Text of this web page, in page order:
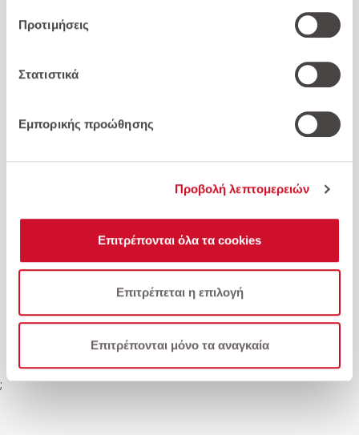
και να αλλάξετε τις επιλογές της συγκατάθεσής σας ανά
πάσα στιγμή επιστρέφοντας σε αυτόν τον
Απορρήτου
Προτιμήσεις
Στατιστικά
Εμπορικής προώθησης
Προβολή λεπτομερειών
Επιτρέπονται όλα τα cookies
Επιτρέπεται η επιλογή
Επιτρέπονται μόνο τα αναγκαία
Citroen-C3 1.5 BlueHDi 100 S&S Corporate Plus
12.800 €
Επιλέξτε για σύγκριση
;